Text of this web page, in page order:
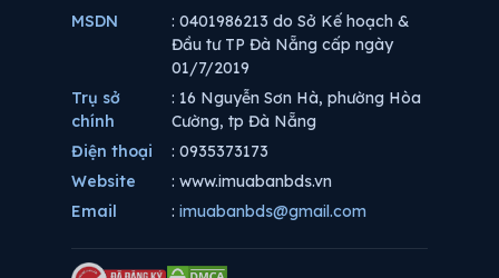
MSDN
: 0401986213 do Sở Kế hoạch &
Đầu tư TP Đà Nẵng cấp ngày
01/7/2019
Trụ sở
chính
: 16 Nguyễn Sơn Hà, phường Hòa
Cường, tp Đà Nẵng
Điện thoại
: 0935373173
Website
: www.imuabanbds.vn
Email
: imuabanbds@gmail.com